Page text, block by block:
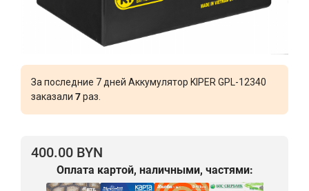
За последние 7 дней Аккумулятор KIPER GPL-12340
заказали 7раз.
400.00 BYN
Оплата картой, наличными, частями: